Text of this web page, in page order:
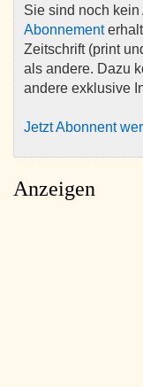
Sie sind noch
Abonnement
Zeitschrift (print
als andere. Dazu
andere exklusive
Jetzt Abonnent
Anzeigen